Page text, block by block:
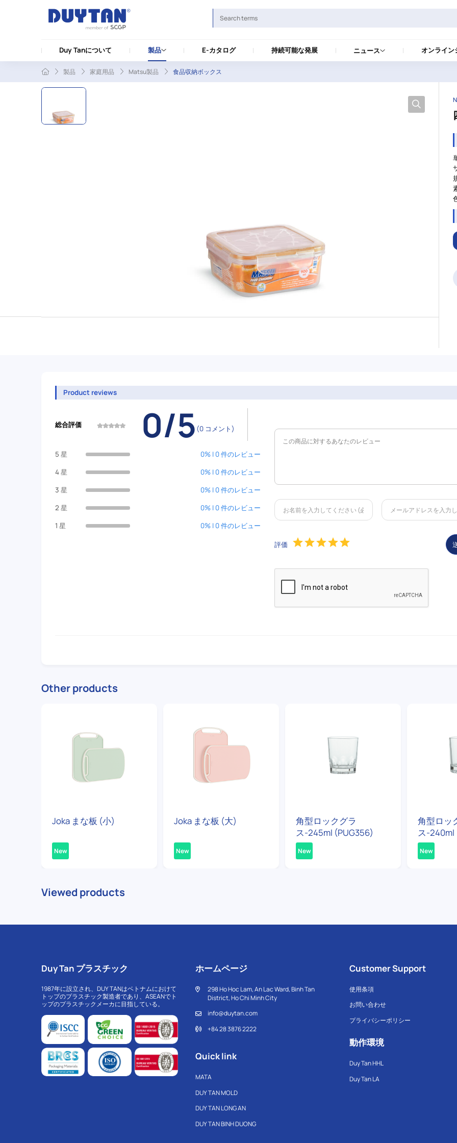
Duy Tanについて 製品 E-カタログ 持続可能な発展 ニュース オンライン
製品 家庭用品 Matsu製品 食品収納ボックス
Product reviews
総合評価 0/5 (0 コメント)
5 星
0% | 0 件のレビュー
4 星
0% | 0 件のレビュー
3 星
0% | 0 件のレビュー
2 星
0% | 0 件のレビュー
1 星
0% | 0 件のレビュー
評価
Other products
Joka まな板 (小)
New
Joka まな板 (大)
New
角型ロックグラ
ス-245ml (PUG356)
New
角型ロッ
ス-240ml
New
Viewed products
Duy Tan プラスチック
1987年に設立され、DUY TANはベトナムにおけて
トップのプラスチック製造者であり、ASEANでト
ップのプラスチックメーカに目指している。
ホームページ
298 Ho Hoc Lam, An Lac Ward, Binh Tan
District, Ho Chi Minh City
info@duytan.com
+84 28 3876 2222
Quick link
MATA
DUY TAN MOLD
DUY TAN LONG AN
DUY TAN BINH DUONG
Customer Support
使用条項
お問い合わせ
プライバシーポリシー
動作環境
Duy Tan HHL
Duy Tan LA